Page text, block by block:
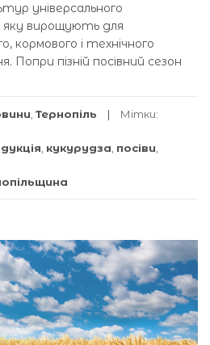
універсального
яку вирощують для
кормового і технічного
Попри пізній посівний сезон
Тернопіль Мітки:
кукурудза посіви